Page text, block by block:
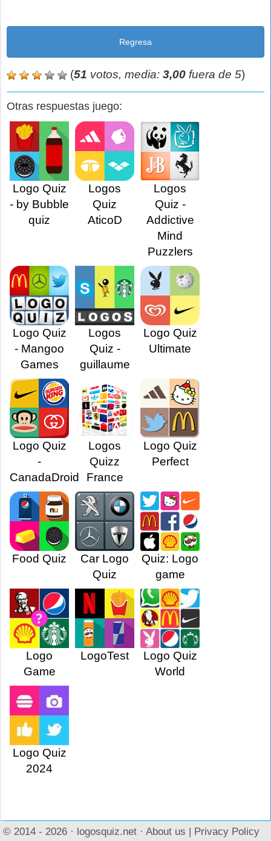
Regresa
(51 votos, media: 3,00 fuera de 5)
Otras respuestas juego:
Logo Quiz
- by Bubble
quiz
Logos
Quiz
AticoD
Logos
Quiz -
Addictive
Mind
Puzzlers
Logo Quiz
- Mangoo
Games
Logos
Quiz -
guillaume
Logo Quiz
Ultimate
Logo Quiz
-
CanadaDroid
Logos
Quizz
France
Logo Quiz
Perfect
Food Quiz
Car Logo
Quiz
Quiz: Logo
game
Logo
Game
LogoTest
Logo Quiz
World
Logo Quiz
2024
© 2014 - 2026 · logosquiz.net · About us | Privacy Policy